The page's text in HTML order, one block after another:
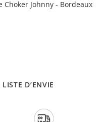
Johnny - Bordeaux
D’ENVIE